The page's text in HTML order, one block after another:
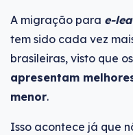
A migração para e-
tem sido cada vez
brasileiras, visto que
apresentam
menor.
Isso acontece já que